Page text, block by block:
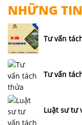
NHỮNG
Tư vấn
Tư vấn
Luật sư tư